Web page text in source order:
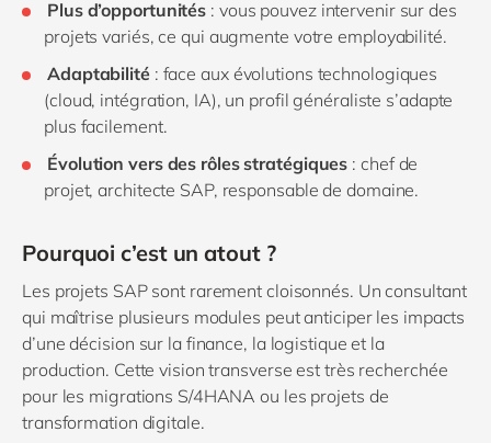
Plus d’opportunités : vous pouvez intervenir sur des
projets variés, ce qui augmente votre employabilité.
Adaptabilité: face aux évolutions technologiques
(cloud, intégration, IA), un profil généraliste s’adapte
plus facilement.
Évolution vers des rôles stratégiques : chef de
projet, architecte SAP, responsable de domaine.
Pourquoi c’est un atout ?
Les projets SAP sont rarement cloisonnés. Un consultant
qui maîtrise plusieurs modules peut anticiper les impacts
d’une décision sur la finance, la logistique et la
production. Cette vision transverse est très recherchée
pour les migrations S/4HANA ou les projets de
transformation digitale.